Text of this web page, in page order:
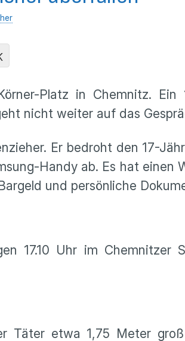
Platz in Chemnitz.
nicht weiter auf das
Er bedroht den 17-
Handy ab. Es hat einen
und persönliche
17.10 Uhr im
Täter etwa 1,75 Meter